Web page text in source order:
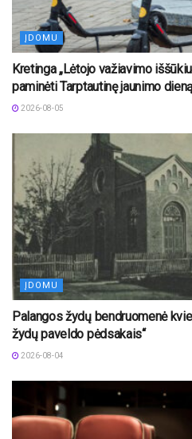
ĮDOMU
Kretinga „Lėtojo važiavimo
paminėti Tarptautinę jaunimo
2026-08-05
ĮDOMU
Palangos žydų bendruomenė
žydų paveldo pėdsakais“
2026-08-04